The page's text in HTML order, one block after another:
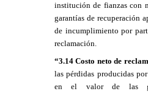
institución de fianzas con
garantías de recuperación
de incumplimiento por
reclamación.
“3.14 Costo neto de
las pérdidas producidas
en el valor de las